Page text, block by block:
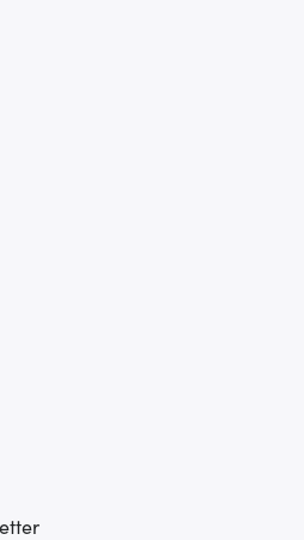
voivat yhdistää näitä